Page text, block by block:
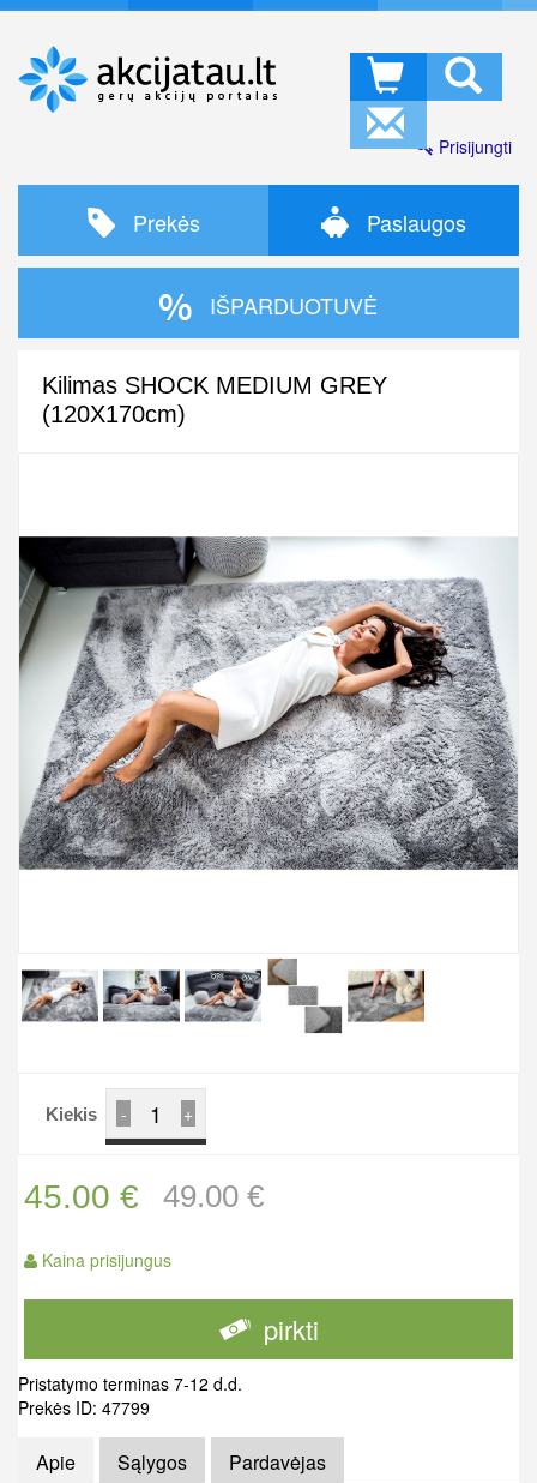
Prisijungti
Prekės Paslaugos
IŠPARDUOTUVĖ
Kilimas SHOCK MEDIUM GREY
(120X170cm)
Kiekis - +
45.00 €
Kaina prisijungus
49.00 €
pirkti
Pristatymo terminas 7-12 d.d.
Prekės ID: 47799
Apie Sąlygos Pardavėjas